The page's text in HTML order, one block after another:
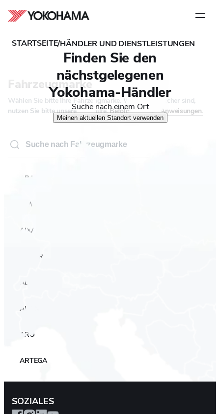
STARTSEITE/HÄNDLER UND DIENSTLEISTUNGEN
Finden Sie den
nächstgelegenen
Yokohama-Händler
Suche nach einem Ort
Meinen aktuellen Standort verwenden
SOZIALES
Schritt
NACH FAHRZEUG NACH GRÖSSE
Fahrzeugmarke
Wählen Sie bitte Ihre Fahrzeugmarke. Wenn Sie unsicher sind,
nutzen Sie bitte unsere Suchhilfe.Befolgen Sie die Anweisungen.
ABARTH
AIWAYS
AIXAM
ALFA ROMEO
ALPINA
ALPINE
ARO
ARTEGA